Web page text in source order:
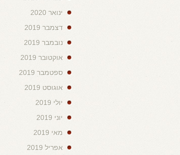
ינואר 2020
דצמבר 2019
נובמבר 2019
אוקטובר 2019
ספטמבר 2019
אוגוסט 2019
יולי 2019
יוני 2019
מאי 2019
אפריל 2019